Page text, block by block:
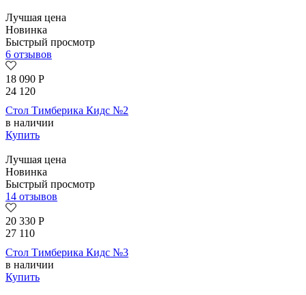
Лучшая цена
Новинка
Быстрый просмотр
6 отзывов
18 090 Р
24 120
Стол Тимберика Кидс №2
в наличии
Купить
Лучшая цена
Новинка
Быстрый просмотр
14 отзывов
20 330 Р
27 110
Стол Тимберика Кидс №3
в наличии
Купить